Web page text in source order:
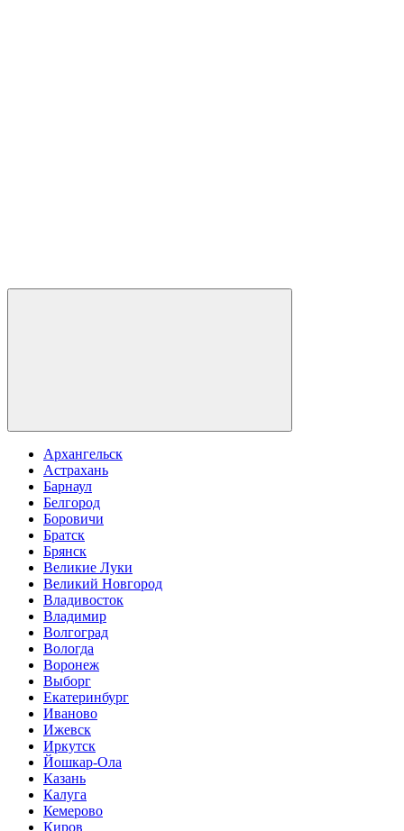
Архангельск
Астрахань
Барнаул
Белгород
Боровичи
Братск
Брянск
Великие Луки
Великий Новгород
Владивосток
Владимир
Волгоград
Вологда
Воронеж
Выборг
Екатеринбург
Иваново
Ижевск
Иркутск
Йошкар-Ола
Казань
Калуга
Кемерово
Киров